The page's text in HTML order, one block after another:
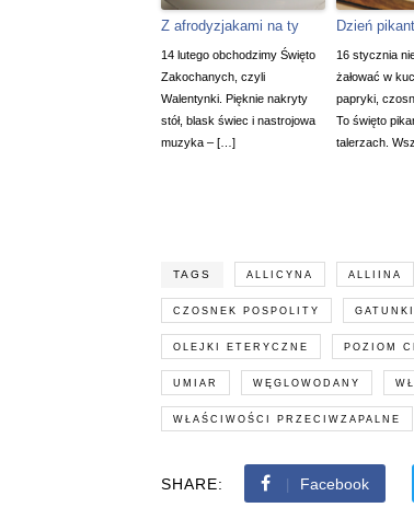
Z afrodyzjakami na ty
14 lutego obchodzimy Święto
Zakochanych, czyli
Walentynki. Pięknie nakryty
stół, blask świec i nastrojowa
muzyka – […]
Dzień
16 stycznia
żałować w
papryki,
To święto
talerzach.
TAGS ALLICYNA ALLIINA
CZOSNEK POSPOLITY GATUNKI
OLEJKI ETERYCZNE POZIOM
UMIAR WĘGLOWODANY
WŁAŚCIWOŚCI PRZECIWZAPALNE
SHARE: Facebook